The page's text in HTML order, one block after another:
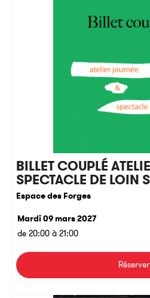
BILLET COUPLÉ
SPECTACLE DE LOIN
Espace des Forges
Mardi 09 mars 2027
de 20:00 à 21:00
Réserver